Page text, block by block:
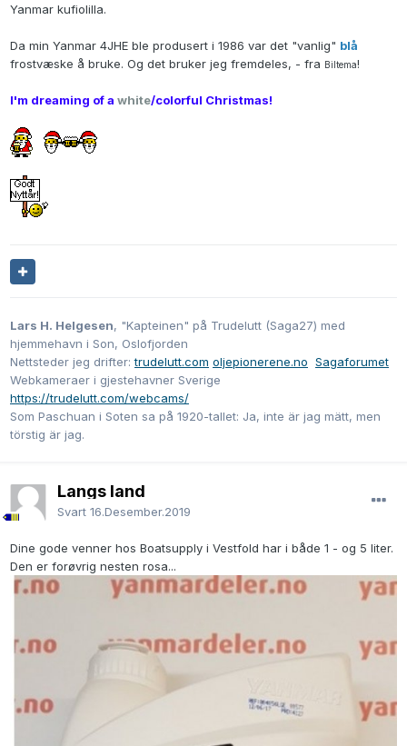
Yanmar kufiolilla.
Da min Yanmar 4JHE ble produsert i 1986 var det "vanlig" blå
frostvæske å bruke. Og det bruker jeg fremdeles, - fra Biltema!
I'm dreaming of a white/colorful Christmas!
Lars H. Helgesen, "Kapteinen" på Trudelutt (Saga27) med
hjemmehavn i Son, Oslofjorden
Nettsteder jeg drifter:trudelutt.com oljepionerene.no Sagaforumet
Webkameraer i gjestehavner Sverige
https://trudelutt.com/webcams/
Som Paschuan i Soten sa på 1920-tallet: Ja, inte är jag mätt, men
törstig är jag.
Langs land
Svart 16.Desember.2019
Dine gode venner hos Boatsupply i Vestfold har i både 1 - og 5 liter.
Den er forøvrig nesten rosa...